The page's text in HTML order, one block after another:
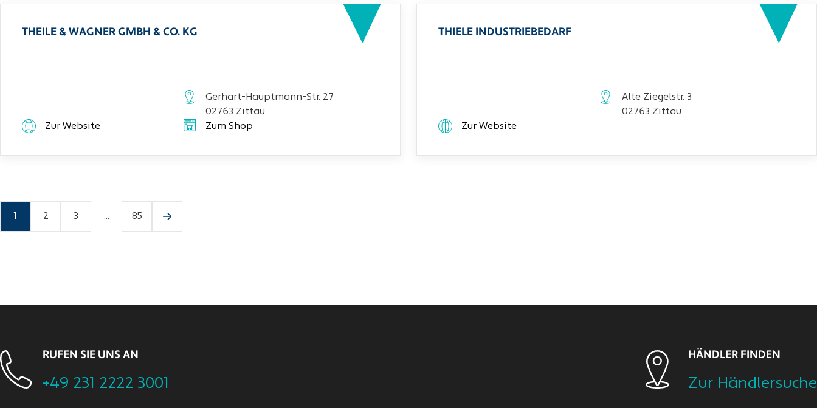
THEILE & WAGNER GMBH & CO. KG
Gerhart-Hauptmann-Str. 27
02763 Zittau
Zur Website
Zum Shop
THIELE INDUSTRIEBEDARF
Alte Ziegelstr. 3
02763 Zittau
Zur Website
2 3 ... 85
RUFEN SIE UNS AN
+49 231 2222 3001
HÄNDLER FINDEN
Zur Händlersuche